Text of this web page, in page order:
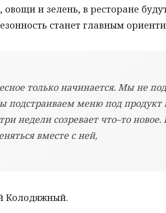
овощи и зелень, в ресторане
станет главным
только начинается. Мы не
меню под продукт
недели созревает что–то новое.
вместе с ней,
Колодяжный.